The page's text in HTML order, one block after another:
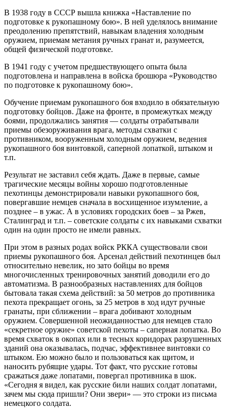
В 1938 году в СССР вышла книжка «Наставление по
подготовке к рукопашному бою». В ней уделялось внимание
преодолению препятствий, навыкам владения холодным
оружием, приемам метания ручных гранат и, разумеется,
общей физической подготовке.
В 1941 году с учетом предшествующего опыта была
подготовлена и направлена в войска брошюра «Руководство
по подготовке к рукопашному бою».
Обучение приемам рукопашного боя входило в обязательную
подготовку бойцов. Даже на фронте, в промежутках между
боями, продолжались занятия — солдаты отрабатывали
приемы обезоруживания врага, методы схватки с
противником, вооруженным холодным оружием, ведения
рукопашного боя винтовкой, саперной лопаткой, штыком и
т.п.
Результат не заставил себя ждать. Даже в первые, самые
трагические месяцы войны хорошо подготовленные
пехотинцы демонстрировали навыки рукопашного боя,
повергавшие немцев сначала в восхищенное изумление, а
позднее – в ужас. А в условиях городских боев – за Ржев,
Сталинград и т.п. – советские солдаты с их навыками схватки
один на один просто не имели равных.
При этом в разных родах войск РККА существовали свои
приемы рукопашного боя. Арсенал действий пехотинцев был
относительно невелик, но зато бойцы во время
многочисленных тренировочных занятий доводили его до
автоматизма. В разнообразных наставлениях для бойцов
бытовала такая схема действий: за 50 метров до противника
пехота прекращает огонь, за 25 метров в ход идут ручные
гранаты, при сближении – врага добивают холодным
оружием. Совершенной неожиданностью для немцев стало
«секретное оружие» советской пехоты – саперная лопатка. Во
время схваток в окопах или в тесных коридорах разрушенных
зданий она оказывалась, подчас, эффективнее винтовки со
штыком. Ею можно было и пользоваться как щитом, и
наносить рубящие удары. Тот факт, что русские готовы
сражаться даже лопатами, повергал противника в шок.
«Сегодня я видел, как русские били наших солдат лопатами,
зачем мы сюда пришли? Они звери» — это строки из письма
немецкого солдата.